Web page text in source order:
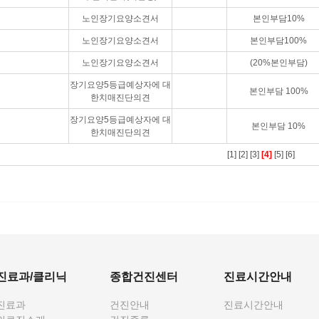
노인장기요양소견서 본인부담10%
노인장기요양소견서 본인부담100%
노인장기요양소견서 (20%본인부담)
장기요양5등급예상자에 대
한치매진단의견
본인부담 100%
장기요양5등급예상자에 대
한치매진단의견
본인부담 10%
[1] [2] [3] [4] [5] [6]
료과/클리닉
료과
종합건진센터
건진안내
진료시간안내
진료시간안내